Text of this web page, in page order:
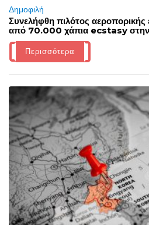
Δημοφιλή
Συνελήφθη πιλότος αεροπορικής
από 70.000 χάπια ecstasy στην
Περισσότερα